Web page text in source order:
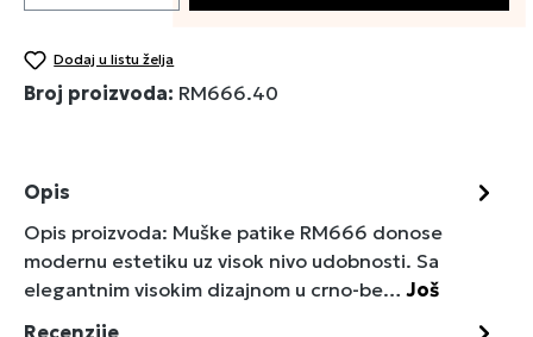
Dodaj u listu želja
Broj proizvoda: RM666.40
Opis
Opis proizvoda: Muške patike RM666 donose
modernu estetiku uz visok nivo udobnosti. Sa
elegantnim visokim dizajnom u crno-be…Još